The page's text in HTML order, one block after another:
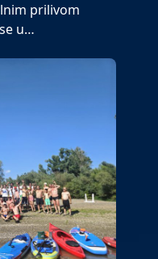
prilivom
u…